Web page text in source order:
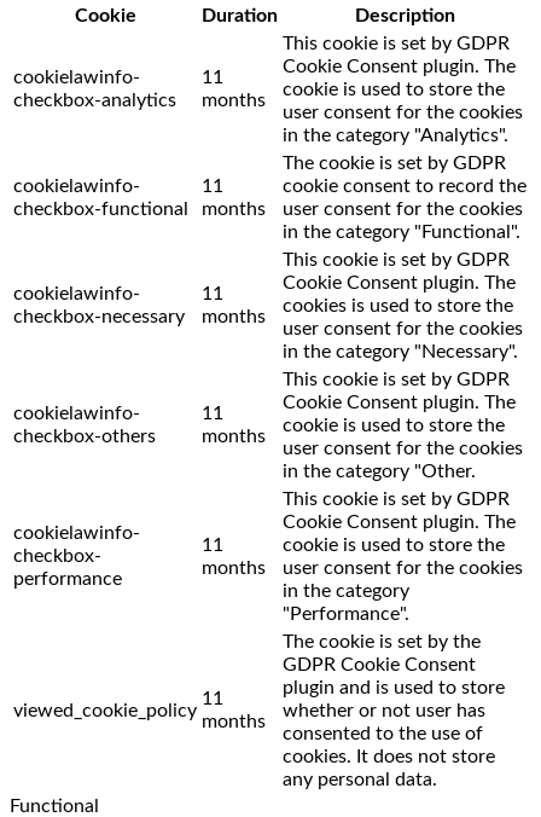
Cookie
Duration Description
cookielawinfo-
checkbox-analytics
11
months
This cookie is set by GDPR
Cookie Consent plugin. The
cookie is used to store the
user consent for the cookies
in the category "Analytics".
cookielawinfo-
checkbox-functional
11
months
The cookie is set by GDPR
cookie consent to record the
user consent for the cookies
in the category "Functional".
cookielawinfo-
checkbox-necessary
11
months
This cookie is set by GDPR
Cookie Consent plugin. The
cookies is used to store the
user consent for the cookies
in the category "Necessary".
cookielawinfo-
checkbox-others
11
months
This cookie is set by GDPR
Cookie Consent plugin. The
cookie is used to store the
user consent for the cookies
in the category "Other.
cookielawinfo-
checkbox-
performance
11
months
This cookie is set by GDPR
Cookie Consent plugin. The
cookie is used to store the
user consent for the cookies
in the category
"Performance".
viewed_cookie_policy
11
months
The cookie is set by the
GDPR Cookie Consent
plugin and is used to store
whether or not user has
consented to the use of
cookies. It does not store
any personal data.
Functional